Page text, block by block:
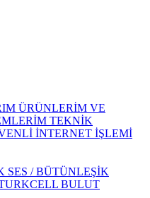
ÜRÜNLERİM VE
TEKNİK
İNTERNET İŞLEMİ
SES / BÜTÜNLEŞİK
BULUT